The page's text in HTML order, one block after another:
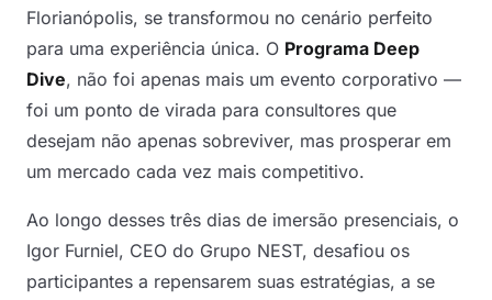
Florianópolis, se transformou no cenário perfeito
para uma experiência única. O Programa Deep
Dive, não foi apenas mais um evento corporativo —
foi um ponto de virada para consultores que
desejam não apenas sobreviver, mas prosperar em
um mercado cada vez mais competitivo.
Ao longo desses três dias de imersão presenciais, o
Igor Furniel, CEO do Grupo NEST, desafiou os
participantes a repensarem suas estratégias, a se